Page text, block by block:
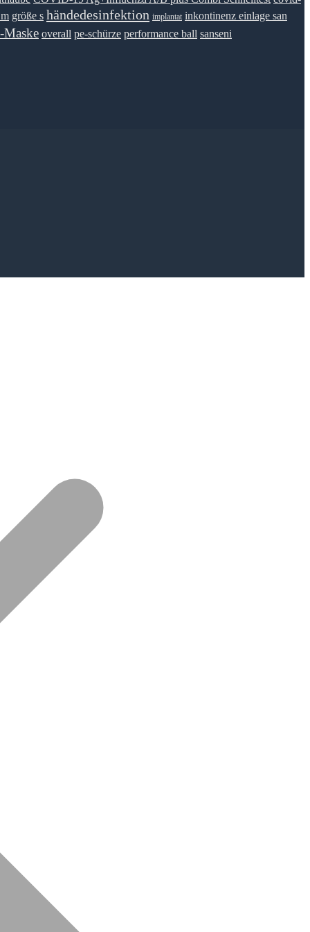
größe s händedesinfektion implantat inkontinenz einlage san
Maske overall pe-schürze performance ball sanseni